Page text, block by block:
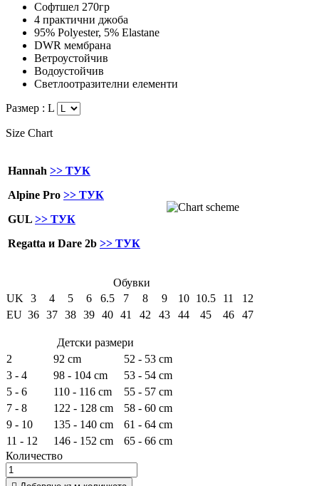
Софтшел 270гр
4 практични джоба
95% Polyester, 5% Elastane
DWR мембрана
Ветроустойчив
Водоустойчив
Светлоотразителни елементи
Размер : L
Size Chart
Hannah >> ТУК
Alpine Pro >> ТУК
GUL >> ТУК
Regatta и Dare 2b >> ТУК
Обувки
UK
3 4 5 6 6.5 7 8 9 10 10.5 11
12
EU 36 37 38 39 40 41 42 43 44 45 46 47
Детски размери
2
92 cm
52 - 53 cm
3 - 4
98 - 104 cm
53 - 54 cm
5 - 6
110 - 116 cm
55 - 57 cm
7 - 8
122 - 128 cm
58 - 60 cm
9 - 10
135 - 140 cm
61 - 64 cm
11 - 12
146 - 152 cm
65 - 66 cm
Количество